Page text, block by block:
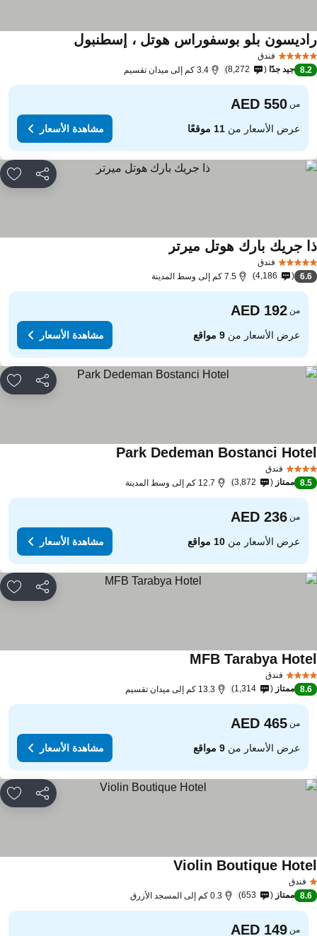
فندق
بلو بوسفوراس هوتل ، إسطنبول
8.2 جيد جدًا 8,272 3.4 كم إلى ميدان تقسيم
من
عرض الأسعار من11 موقعًا مشاهدة الأسعار
مشاركة
فندق
جريك بارك هوتل ميرتر
6.6
4,186 7.5 كم إلى وسط المدينة
من
عرض الأسعار من9 مواقع مشاهدة الأسعار
مشاركة
فندق
Park Dedeman Bostanci
8.5 ممتاز 3,872 12.7 كم إلى وسط المدينة
من
عرض الأسعار من10 مواقع مشاهدة الأسعار
مشاركة
فندق
MFB Tarabya
8.6 ممتاز 1,314 13.3 كم إلى ميدان تقسيم
من
عرض الأسعار من9 مواقع مشاهدة الأسعار
مشاركة
فندق
Violin Boutique
8.6 ممتاز 653 0.3 كم إلى المسجد الأزرق
من